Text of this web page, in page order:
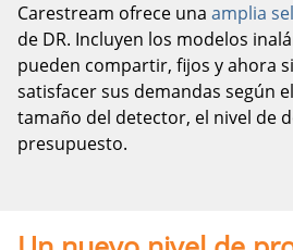
Carestream ofrece una amplia
de DR. Incluyen los modelos
pueden compartir, fijos y ahora
satisfacer sus demandas según
tamaño del detector, el nivel de
presupuesto.